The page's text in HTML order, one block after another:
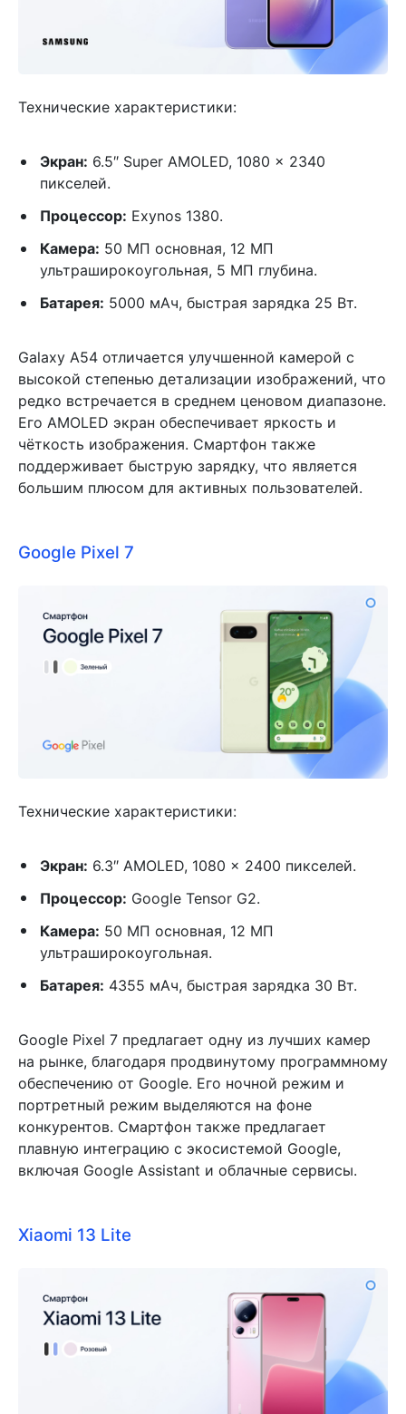
Технические характеристики:
Экран: 6.5″ Super AMOLED, 1080 x 2340
пикселей.
Процессор: Exynos 1380.
Камера: 50 МП основная, 12 МП
ультраширокоугольная, 5 МП глубина.
Батарея: 5000 мАч, быстрая зарядка 25 Вт.
Galaxy A54 отличается улучшенной камерой с
высокой степенью детализации изображений, что
редко встречается в среднем ценовом диапазоне.
Его AMOLED экран обеспечивает яркость и
чёткость изображения. Смартфон также
поддерживает быструю зарядку, что является
большим плюсом для активных пользователей.
Google Pixel 7
Технические характеристики:
Экран: 6.3″ AMOLED, 1080 x 2400 пикселей.
Процессор: Google Tensor G2.
Камера: 50 МП основная, 12 МП
ультраширокоугольная.
Батарея: 4355 мАч, быстрая зарядка 30 Вт.
Google Pixel 7 предлагает одну из лучших камер
на рынке, благодаря продвинутому программному
обеспечению от Google. Его ночной режим и
портретный режим выделяются на фоне
конкурентов. Смартфон также предлагает
плавную интеграцию с экосистемой Google,
включая Google Assistant и облачные сервисы.
Xiaomi 13 Lite